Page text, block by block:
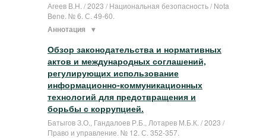
Агеев В.Н. / 2023 / Национальная безопасность / Nota
Bene. № 6. С. 49-60.
Аннотация
Обзор законодательства и нормативных
актов и международных соглашений,
регулирующих использование
информационно-коммуникационных
технологий для предотвращения и
борьбы с коррупцией.
Батыгов З.О., Гандалоев Р.Б., Лотарев М.Б.К. / 2023 /
Право и управление. № 12. С. 352-357.